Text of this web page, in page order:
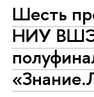
Шесть
НИУ